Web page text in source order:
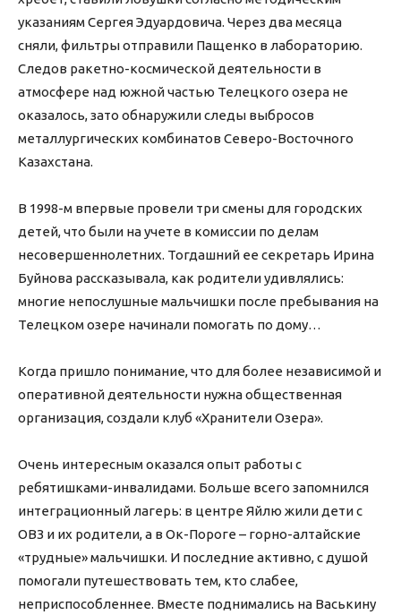
указаниям Сергея Эдуардовича. Через два месяца
сняли, фильтры отправили Пащенко в лабораторию.
Следов ракетно-космической деятельности в
атмосфере над южной частью Телецкого озера не
оказалось, зато обнаружили следы выбросов
металлургических комбинатов Северо-Восточного
Казахстана.
В 1998-м впервые провели три смены для городских
детей, что были на учете в комиссии по делам
несовершеннолетних. Тогдашний ее секретарь Ирина
Буйнова рассказывала, как родители удивлялись:
многие непослушные мальчишки после пребывания на
Телецком озере начинали помогать по дому…
Когда пришло понимание, что для более независимой и
оперативной деятельности нужна общественная
организация, создали клуб «Хранители Озера».
Очень интересным оказался опыт работы с
ребятишками-инвалидами. Больше всего запомнился
интеграционный лагерь: в центре Яйлю жили дети с
ОВЗ и их родители, а в Ок-Пороге – горно-алтайские
«трудные» мальчишки. И последние активно, с душой
помогали путешествовать тем, кто слабее,
неприспособленнее. Вместе поднимались на Васькину